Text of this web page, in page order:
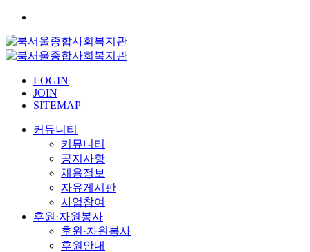
LOGIN
JOIN
SITEMAP
커뮤니티
커뮤니티
공지사항
채용정보
자유게시판
사업참여
후원·자원봉사
후원·자원봉사
후원안내